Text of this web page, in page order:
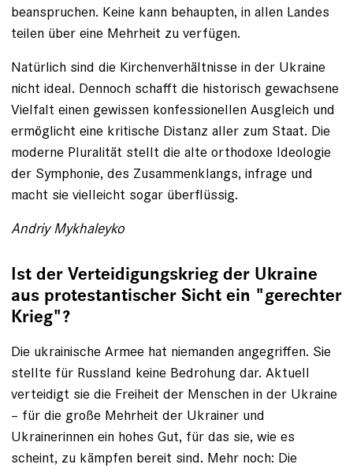
beanspruchen. Keine kann behaupten, in allen Landes
teilen über eine Mehrheit zu verfügen.
Natürlich sind die Kirchenverhältnisse in der Ukraine
nicht ideal. Dennoch schafft die historisch gewachsene
Vielfalt einen gewissen konfessionellen Ausgleich und
ermöglicht eine kritische Distanz aller zum Staat. Die
moderne Pluralität stellt die alte orthodoxe Ideologie
der Symphonie, des Zusammenklangs, infrage und
macht sie vielleicht sogar überflüssig.
Andriy Mykhaleyko
Ist der Verteidigungskrieg der Ukraine
aus protestantischer Sicht ein "gerechter
Krieg"?
Die ukrainische Armee hat niemanden angegriffen. Sie
stellte für Russland keine Bedrohung dar. Aktuell
verteidigt sie die Freiheit der Menschen in der Ukraine
– für die große Mehrheit der Ukrainer und
Ukrainerinnen ein hohes Gut, für das sie, wie es
scheint, zu kämpfen bereit sind. Mehr noch: Die